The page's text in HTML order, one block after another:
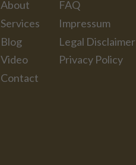
About
Services
Blog
Video
Contact
FAQ
Impressum
Legal Disclaimer
Privacy Policy